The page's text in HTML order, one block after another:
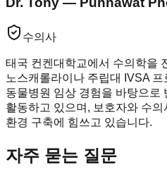
수의사
태국 컨켄대학교에서 수의학을
노스캐롤라이나 주립대 IVSA
동물병원 임상 경험을 바탕으로
활동하고 있으며, 보호자와 수
환경 구축에 힘쓰고 있습니다.
자주 묻는 질문